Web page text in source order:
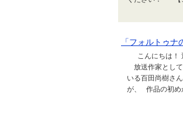
「フォルトゥ
こんにちは！
放送作家とし
いる百田尚樹さ
が、 作品の初め